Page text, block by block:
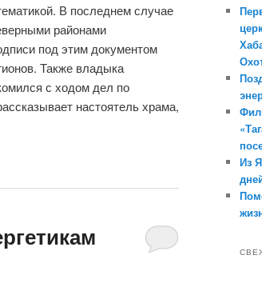
В последнем случае
районами
под этим документом
Также владыка
с ходом дел по
настоятель храма,
Из